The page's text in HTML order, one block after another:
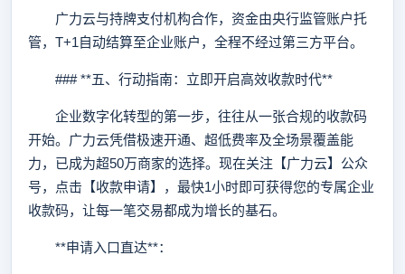
广力云与持牌支付机构合作，资金由央行监管账户托
管，T+1自动结算至企业账户，全程不经过第三方平台。
### **五、行动指南：立即开启高效收款时代**
企业数字化转型的第一步，往往从一张合规的收款码
开始。广力云凭借极速开通、超低费率及全场景覆盖能
力，已成为超50万商家的选择。现在关注【广力云】公众
号，点击【收款申请】，最快1小时即可获得您的专属企业
收款码，让每一笔交易都成为增长的基石。
**申请入口直达**：